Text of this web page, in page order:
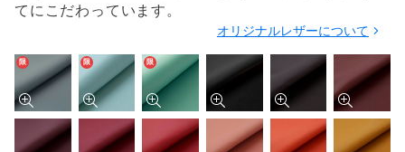
てにこだわっています。
オリジナルレザーについて
限 限 限